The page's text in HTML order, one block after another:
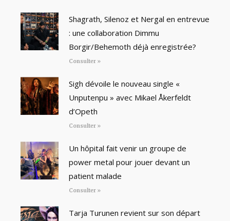
Shagrath, Silenoz et Nergal en entrevue
: une collaboration Dimmu
Borgir/Behemoth déjà enregistrée?
Consulter »
Sigh dévoile le nouveau single «
Unputenpu » avec Mikael Åkerfeldt
d’Opeth
Consulter »
Un hôpital fait venir un groupe de
power metal pour jouer devant un
patient malade
Consulter »
Tarja Turunen revient sur son départ